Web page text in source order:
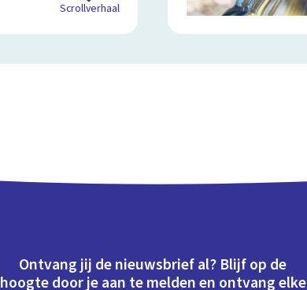
Scrollverhaal
Ontvang jij de nieuwsbrief al? Blijf op de
hoogte door je aan te melden en ontvang elke